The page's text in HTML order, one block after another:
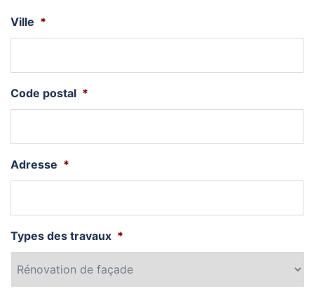
Ville *
Code postal *
Adresse *
Types des travaux *